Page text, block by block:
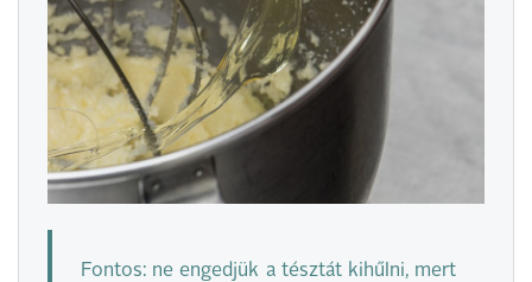
Fontos: ne engedjük a tésztát kihűlni, mert